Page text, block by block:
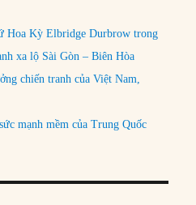
Hoa Kỳ Elbridge Durbrow trong
xa lộ Sài Gòn – Biên Hòa
chiến tranh của Việt Nam,
mạnh mềm của Trung Quốc